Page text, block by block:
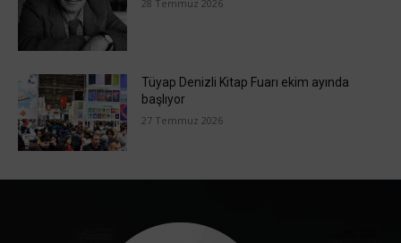
28 Temmuz 2026
Tüyap Denizli Kitap Fuarı ekim ayında
başlıyor
27 Temmuz 2026